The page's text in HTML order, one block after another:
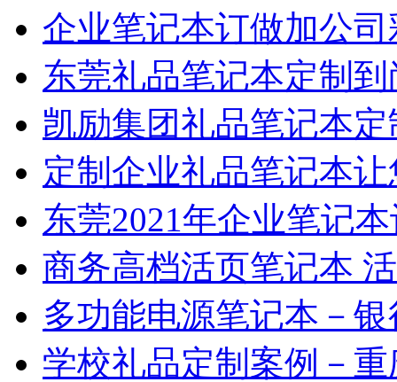
企业笔记本订做加公
东莞礼品笔记本定制
凯励集团礼品笔记本定
定制企业礼品笔记本
东莞2021年企业笔记
商务高档活页笔记本
多功能电源笔记本－
学校礼品定制案例－